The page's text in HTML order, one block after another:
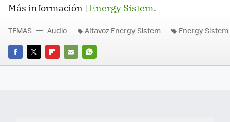
Más información | Energy Sistem.
FACEBOOK
TWITTERFLIPBOARD
E-
WHATSAPP
TEMAS Audio Altavoz Energy Sistem Energy Sistem